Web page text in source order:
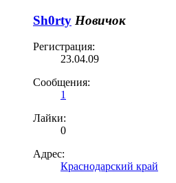
Sh0rty Новичок
Регистрация:
23.04.09
Сообщения:
1
Лайки:
0
Адрес:
Краснодарский край